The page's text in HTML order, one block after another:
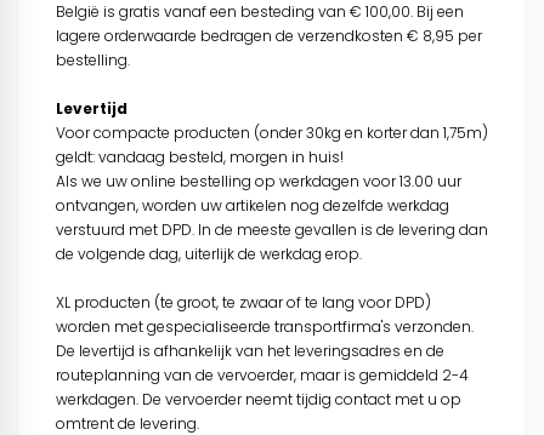
België is gratis vanaf een besteding van € 100,00. Bij een
lagere orderwaarde bedragen de verzendkosten € 8,95 per
bestelling.
Levertijd
Voor compacte producten (onder 30kg en korter dan 1,75m)
geldt: vandaag besteld, morgen in huis!
Als we uw online bestelling op werkdagen voor 13.00 uur
ontvangen, worden uw artikelen nog dezelfde werkdag
verstuurd met DPD. In de meeste gevallen is de levering dan
de volgende dag, uiterlijk de werkdag erop.
XL producten (te groot, te zwaar of te lang voor DPD)
worden met gespecialiseerde transportfirma's verzonden.
De levertijd is afhankelijk van het leveringsadres en de
routeplanning van de vervoerder, maar is gemiddeld 2-4
werkdagen. De vervoerder neemt tijdig contact met u op
omtrent de levering.